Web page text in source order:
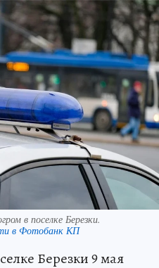
в поселке Березки.
в Фотобанк КП
Березки 9 мая